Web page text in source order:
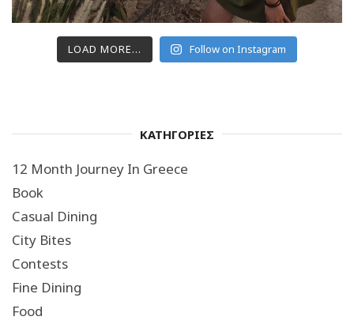
LOAD MORE... Follow on Instagram
ΚΑΤΗΓΟΡΙΕΣ
12 Month Journey In Greece
Book
Casual Dining
City Bites
Contests
Fine Dining
Food